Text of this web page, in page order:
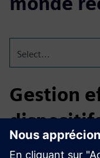
Select...
Gestion
L'application